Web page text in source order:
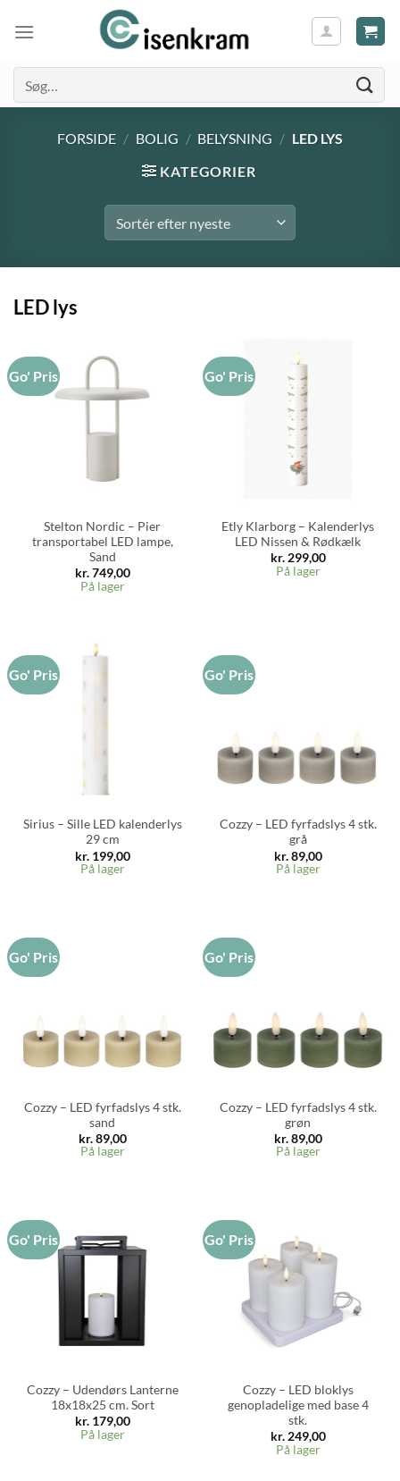
efter:
FORSIDE / BOLIG / BELYSNING / LED LYS
KATEGORIER
LED lys
Go' Pris
Stelton Nordic – Pier
transportabel LED lampe,
Sand
kr.749,00
På lager
Go' Pris
Etly Klarborg – Kalenderlys
LED Nissen & Rødkælk
kr.299,00
På lager
Go' Pris
Sirius – Sille LED kalenderlys
29 cm
kr.199,00
På lager
Go' Pris
Cozzy – LED fyrfadslys 4 stk.
grå
kr.89,00
På lager
Go' Pris
Cozzy – LED fyrfadslys 4 stk.
sand
kr.89,00
På lager
Go' Pris
Cozzy – LED fyrfadslys 4 stk.
grøn
kr.89,00
På lager
Go' Pris
Cozzy – Udendørs Lanterne
18x18x25 cm. Sort
kr.179,00
På lager
Go' Pris
Cozzy – LED bloklys
genopladelige med base 4
stk.
kr.249,00
På lager